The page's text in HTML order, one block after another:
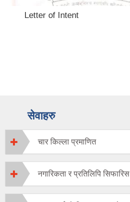
Letter of Intent
सेवाहरु
चार किल्ला प्रमाणित
नगारिकता र प्रतिलिपि सिफारिस